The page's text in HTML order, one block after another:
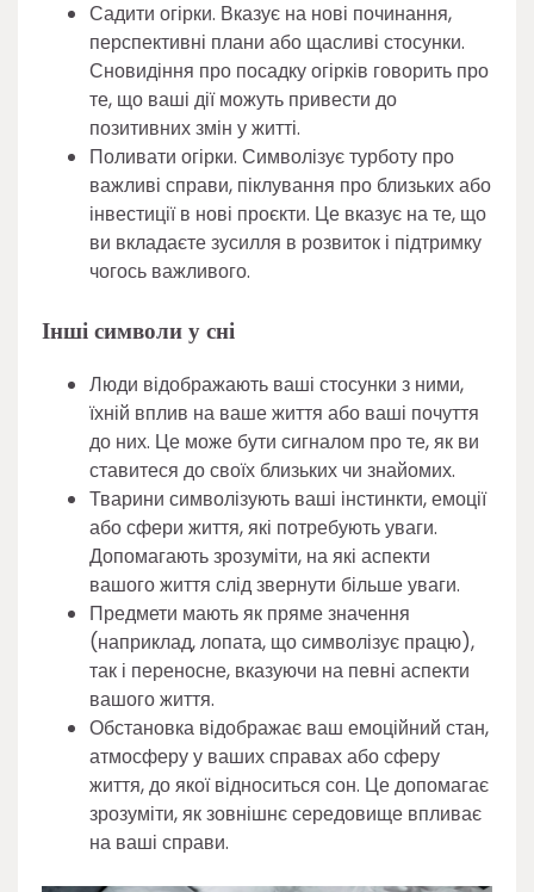
Садити огірки. Вказує на нові починання,
перспективні плани або щасливі стосунки.
Сновидіння про посадку огірків говорить про
те, що ваші дії можуть привести до
позитивних змін у житті.
Поливати огірки. Символізує турботу про
важливі справи, піклування про близьких або
інвестиції в нові проєкти. Це вказує на те, що
ви вкладаєте зусилля в розвиток і підтримку
чогось важливого.
Інші символи у сні
Люди відображають ваші стосунки з ними,
їхній вплив на ваше життя або ваші почуття
до них. Це може бути сигналом про те, як ви
ставитеся до своїх близьких чи знайомих.
Тварини символізують ваші інстинкти, емоції
або сфери життя, які потребують уваги.
Допомагають зрозуміти, на які аспекти
вашого життя слід звернути більше уваги.
Предмети мають як пряме значення
(наприклад, лопата, що символізує працю),
так і переносне, вказуючи на певні аспекти
вашого життя.
Обстановка відображає ваш емоційний стан,
атмосферу у ваших справах або сферу
життя, до якої відноситься сон. Це допомагає
зрозуміти, як зовнішнє середовище впливає
на ваші справи.